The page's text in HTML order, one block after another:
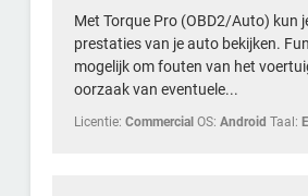
Met Torque Pro (OBD2/Auto) kun
prestaties van je auto bekijken.
mogelijk om fouten van het
oorzaak van eventuele...
Licentie: Commercial OS: Android Taal: